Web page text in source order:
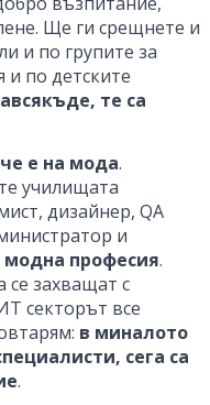
Ще ги срещнете и
и по групите за
и по детските
те са
е на мода.
училищата
дизайнер, QA
и
модна професия.
се захващат с
секторът все
в миналото
сега са
.